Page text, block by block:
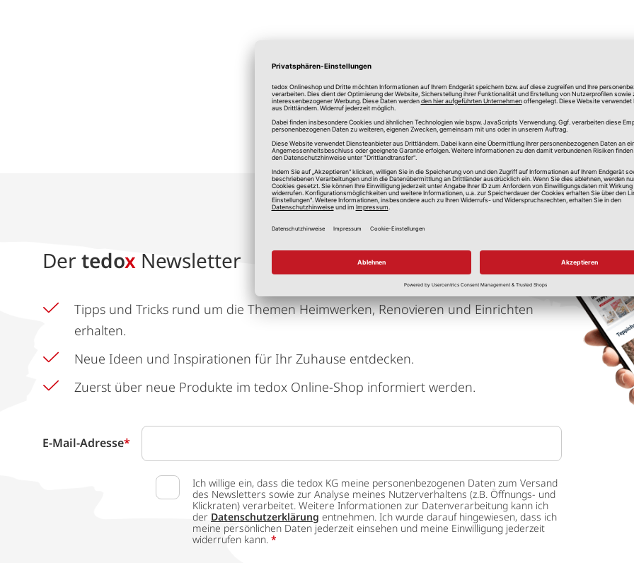
*Alle Preise in Euro, inkl. gesetzlicher Mehrwertsteuer, zzgl.
Der tedox Newsletter
Tipps und Tricks rund um die Themen Heimwerken, Renovieren und Einrichten
erhalten.
Neue Ideen und Inspirationen für Ihr Zuhause entdecken.
Zuerst über neue Produkte im tedox Online-Shop informiert werden.
E-Mail-Adresse*
Ich willige ein, dass die tedox KG meine personenbezogenen Daten zum Versand
des Newsletters sowie zur Analyse meines Nutzerverhaltens (z.B. Öffnungs- und
Klickraten) verarbeitet. Weitere Informationen zur Datenverarbeitung kann ich
der Datenschutzerklärung entnehmen. Ich wurde darauf hingewiesen, dass ich
meine persönlichen Daten jederzeit einsehen und meine Einwilligung jederzeit
widerrufen kann. *